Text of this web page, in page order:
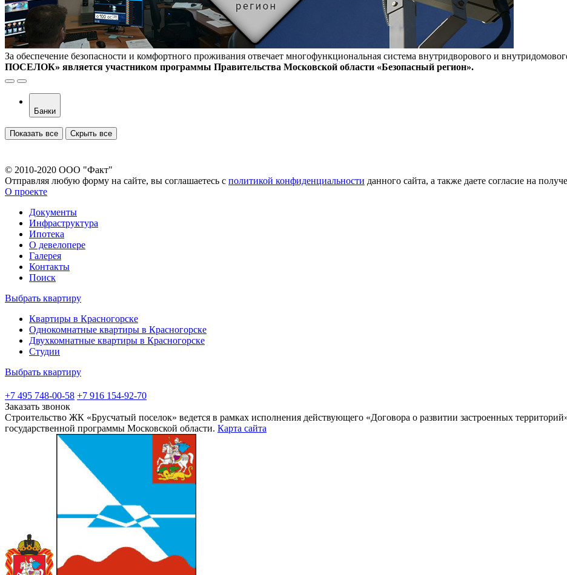
За обеспечение безопасности и комфортного проживания отвечает многофункциональная система внутридворового и
ПОСЕЛОК» является участником программы Правительства Московской области «Безопасный регион».
Банки
Показать все Скрыть все
© 2010-2020 ООО "Факт"
Отправляя любую форму на сайте, вы соглашаетесь с политикой конфиденциальности данного сайта, а также даете согласие на
О проекте
Документы
Инфраструктура
Ипотека
О девелопере
Галерея
Контакты
Поиск
Выбрать квартиру
Квартиры в Красногорске
Однокомнатные квартиры в Красногорске
Двухкомнатные квартиры в Красногорске
Студии
Выбрать квартиру
+7 495 748-00-58 +7 916 154-92-70
Заказать звонок
Строительство ЖК «Брусчатый поселок» ведется в рамках исполнения действующего «Договора о развитии застроенных
государственной программы Московской области. Карта сайта